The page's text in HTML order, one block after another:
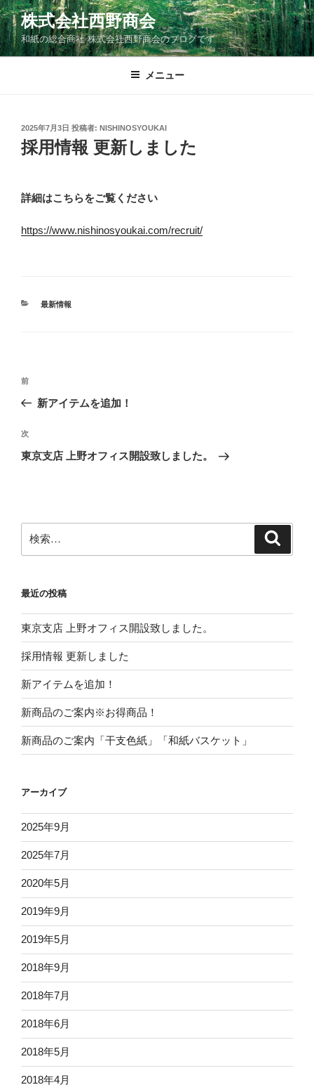
コ
ン
テ
ン
株式会社西野商会
和紙の総合商社 株式会社西野商会のブログです
メニュー
投
稿
日:
2025年7月3日 投稿者: NISHINOSYOUKAI
採用情報 更新しました
詳細はこちらをご覧ください
https://www.nishinosyoukai.com/recruit/
カ
最新情報
投
ビ
ゲ
ン
前
の
稿
前
新アイテムを追加！
次
の
次
東京支店 上野オフィス開設致しました。
索:
最近の投稿
東京支店 上野オフィス開設致しました。
採用情報 更新しました
新アイテムを追加！
新商品のご案内※お得商品！
新商品のご案内「干支色紙」「和紙バスケット」
アーカイブ
2025年9月
2025年7月
2020年5月
2019年9月
2019年5月
2018年9月
2018年7月
2018年6月
2018年5月
2018年4月